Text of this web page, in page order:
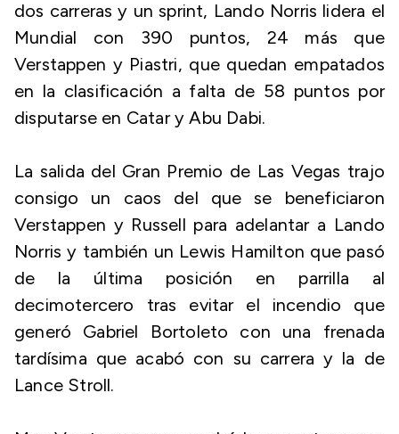
dos carreras y un sprint, Lando Norris lidera el
Mundial con 390 puntos, 24 más que
Verstappen y Piastri, que quedan empatados
en la clasificación a falta de 58 puntos por
disputarse en Catar y Abu Dabi.
La salida del Gran Premio de Las Vegas trajo
consigo un caos del que se beneficiaron
Verstappen y Russell para adelantar a Lando
Norris y también un Lewis Hamilton que pasó
de la última posición en parrilla al
decimotercero tras evitar el incendio que
generó Gabriel Bortoleto con una frenada
tardísima que acabó con su carrera y la de
Lance Stroll.